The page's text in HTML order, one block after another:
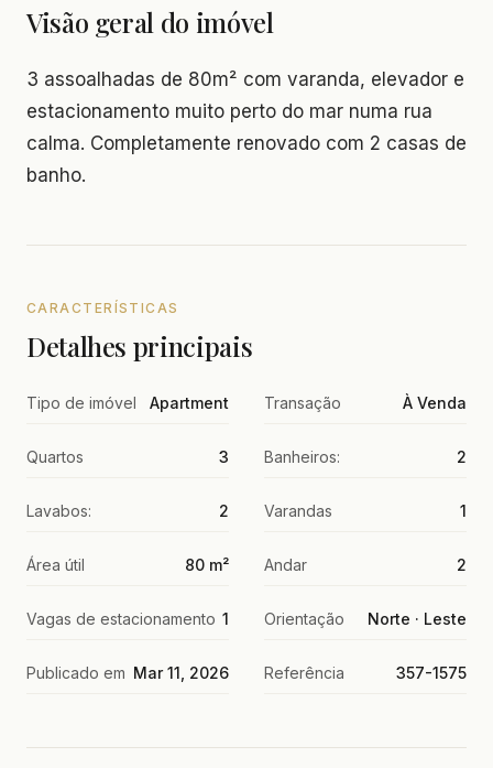
Visão geral do imóvel
3 assoalhadas de 80m² com varanda, elevador e
estacionamento muito perto do mar numa rua
calma. Completamente renovado com 2 casas de
banho.
CARACTERÍSTICAS
Detalhes principais
Tipo de imóvel Apartment Transação À Venda
Quartos 3 Banheiros: 2
Lavabos: 2 Varandas 1
Área útil 80 m² Andar 2
Vagas de estacionamento 1 Orientação Norte · Leste
Publicado em Mar 11, 2026 Referência 357-1575